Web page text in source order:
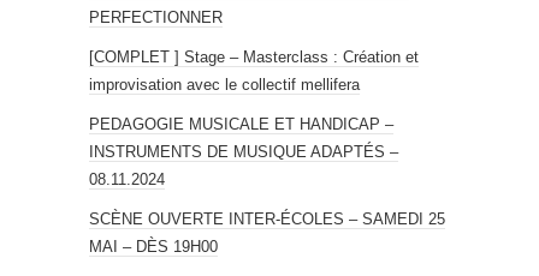
PERFECTIONNER
[COMPLET ] Stage – Masterclass : Création et
improvisation avec le collectif mellifera
PEDAGOGIE MUSICALE ET HANDICAP –
INSTRUMENTS DE MUSIQUE ADAPTÉS –
08.11.2024
SCÈNE OUVERTE INTER-ÉCOLES – SAMEDI 25
MAI – DÈS 19H00